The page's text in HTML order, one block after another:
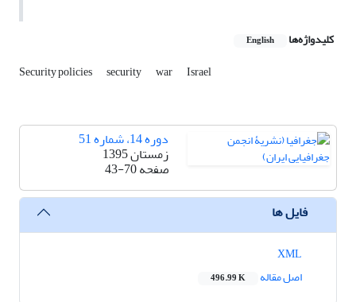
کلیدواژه‌ها English
Security policies security war Israel
دوره 14، شماره 51
زمستان 1395
صفحه43-70
فایل ها
اصل مقاله
496.99 K